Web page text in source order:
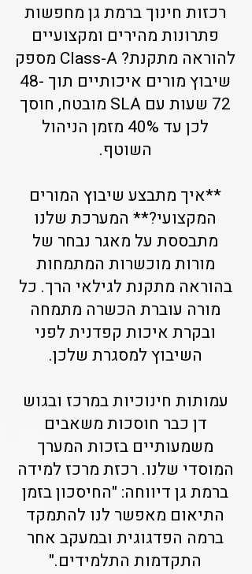
רכזות חינוך ברמת גן מחפשות
פתרונות מהירים ומקצועיים
להוראה מתקנת? Class-A מספק
שיבוץ מורים איכותיים תוך 48-
72 שעות עם SLA מובטח, חוסך
לכן עד 40% מזמן הניהול
השוטף.
**איך מתבצע שיבוץ המורים
המקצועי?** המערכת שלנו
מתבססת על מאגר נבחר של
מורות מוכשרות המתמחות
בהוראה מתקנת לגילאי הרך. כל
מורה עוברת הכשרה מתמחה
ובקרת איכות קפדנית לפני
השיבוץ למסגרת שלכן.
עמותות חינוכיות במרכז ובגוש
דן כבר חוסכות משאבים
משמעותיים בזכות המערך
המוסדי שלנו. רכזת מרכז למידה
ברמת גן דיווחה: "החיסכון בזמן
התיאום מאפשר לנו להתמקד
ברמה הפדגוגית ובמעקב אחר
התקדמות התלמידים."